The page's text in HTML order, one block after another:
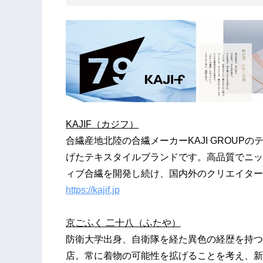
KAJIF（カジフ）
合繊産地北陸の合繊メーカーKAJI GROUPの
げたテキスタイルブランドです。高品質でニ
ィブ合繊を開発し続け、国内外のクリエイタ
https://kajif.jp
京ごふく 二十八（ふたや）
防衛大学出身、自衛隊を経た異色の経歴を持
店。常に着物の可能性を拡げることを考え、